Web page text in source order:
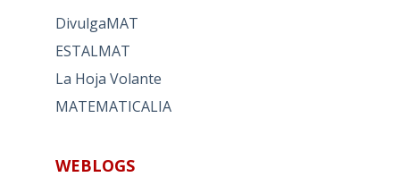
DivulgaMAT
ESTALMAT
La Hoja Volante
MATEMATICALIA
WEBLOGS